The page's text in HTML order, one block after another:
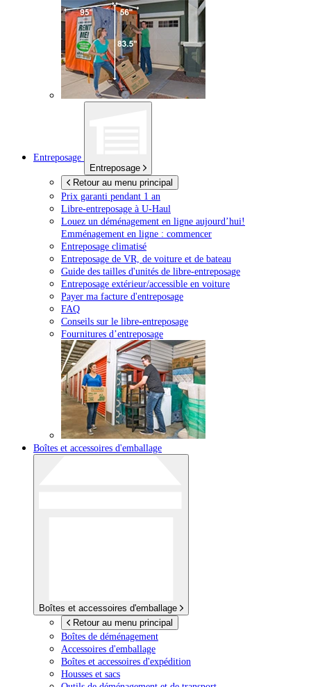
Entreposage
Entreposage
Retour au menu principal
Prix garanti pendant 1 an
Libre-entreposage à U-Haul
Louez un déménagement en ligne aujourd’hui!
Emménagement en ligne : commencer
Entreposage climatisé
Entreposage de VR, de voiture et de bateau
Guide des tailles d'unités de libre-entreposage
Entreposage extérieur/accessible en voiture
Payer ma facture d'entreposage
FAQ
Conseils sur le libre-entreposage
Fournitures d’entreposage
Boîtes et accessoires d'emballage
Boîtes et accessoires d'emballage
Retour au menu principal
Boîtes de déménagement
Accessoires d'emballage
Boîtes et accessoires d'expédition
Housses et sacs